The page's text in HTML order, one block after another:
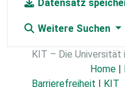
Datensatz
Weitere Suchen
KIT – Die
Home |
Barrierefreiheit | KIT